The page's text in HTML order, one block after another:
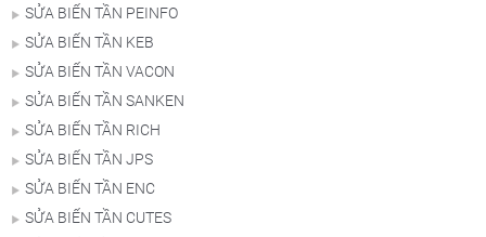
SỬA BIẾN TẦN PEINFO
SỬA BIẾN TẦN KEB
SỬA BIẾN TẦN VACON
SỬA BIẾN TẦN SANKEN
SỬA BIẾN TẦN RICH
SỬA BIẾN TẦN JPS
SỬA BIẾN TẦN ENC
SỬA BIẾN TẦN CUTES